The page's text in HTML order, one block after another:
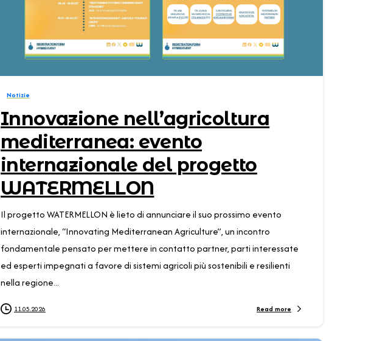
Notizie
Innovazione nell’agricoltura
mediterranea: evento
internazionale del progetto
WATERMELLON
Il progetto WATERMELLON è lieto di annunciare il suo prossimo evento
internazionale, “Innovating Mediterranean Agriculture”, un incontro
fondamentale pensato per mettere in contatto partner, parti interessate
ed esperti impegnati a favore di sistemi agricoli più sostenibili e resilienti
nella regione...
11.05.2026 Read more